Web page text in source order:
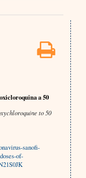
a 50
to 50
sanofi-
of-